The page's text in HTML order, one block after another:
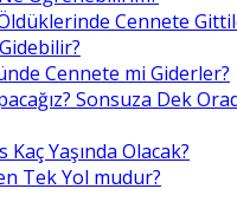
Cennete
Cennete mi Giderler?
Sonsuza Dek
Yaşında Olacak?
Tek Yol mudur?